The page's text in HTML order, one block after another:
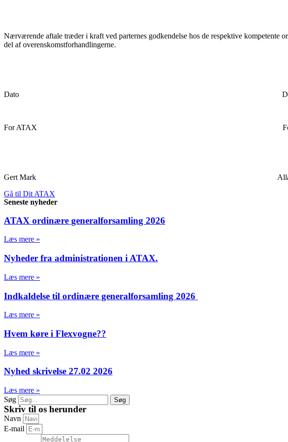
Nærværende aftale træder i kraft ved parternes godkendelse hos de respektive kompetente
del af overenskomstforhandlingerne.
Dato
For ATAX For
Gert Mark Allan
Gå til Dit ATAX
Seneste nyheder
ATAX ordinære generalforsamling 2026
Læs mere »
Nyheder fra administrationen i ATAX.
Læs mere »
Indkaldelse til ordinære generalforsamling 2026
Læs mere »
Hvem køre i Flexvogne??
Læs mere »
Nyhed skrivelse 27.02 2026
Læs mere »
Søg
Søg
Skriv til os herunder
Navn
E-mail